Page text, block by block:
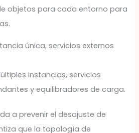
objetos para cada entorno para
única, servicios externos
instancias, servicios
y equilibradores de carga.
a prevenir el desajuste de
que la topología de